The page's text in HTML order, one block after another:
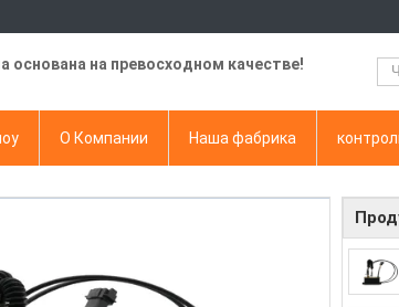
основана на превосходном качестве!
О Компании Наша фабрика